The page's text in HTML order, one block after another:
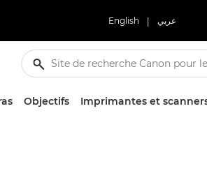
English | عربي
Objectifs Imprimantes et